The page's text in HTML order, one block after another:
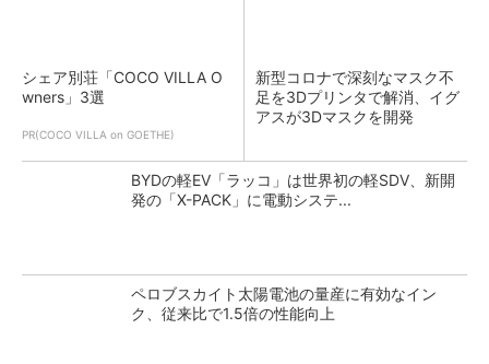
シェア別荘「COCO VILLA O
wners」3選
PR(COCO VILLA on GOETHE)
新型コロナで深刻なマスク不
足を3Dプリンタで解消、イグ
アスが3Dマスクを開発
BYDの軽EV「ラッコ」は世界初の軽SDV、新開
発の「X-PACK」に電動システ...
ペロブスカイト太陽電池の量産に有効なイン
ク、従来比で1.5倍の性能向上